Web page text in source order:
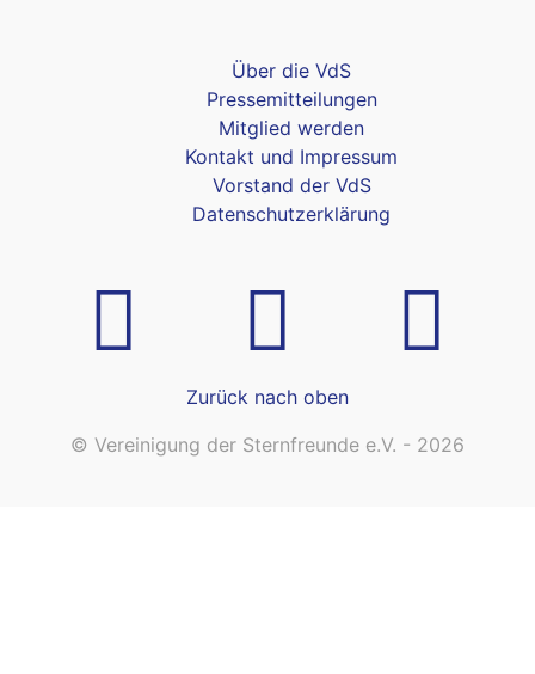
Über die VdS
Pressemitteilungen
Mitglied werden
Kontakt und Impressum
Vorstand der VdS
Datenschutzerklärung
Zurück nach oben
© Vereinigung der Sternfreunde e.V. - 2026